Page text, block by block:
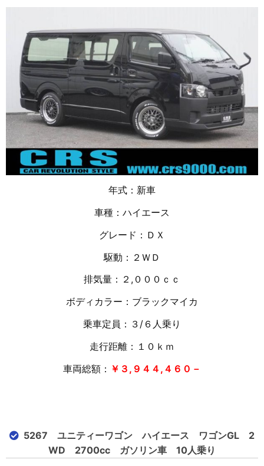
年式：新車
車種：ハイエース
グレード：ＤＸ
駆動：２ＷＤ
排気量：２ ,０００ｃｃ
ボディカラー：ブラックマイカ
乗車定員：３/６人乗り
走行距離：１０ ｋｍ
車両総額： ￥３,９４４,４６０－
5267 ユニティーワゴン ハイエース ワゴンGL 2
WD 2700cc ガソリン車 10人乗り